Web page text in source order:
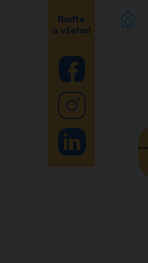
Buďte
u všeho!